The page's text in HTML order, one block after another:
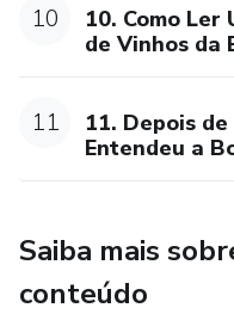
• Imagens Exclusivas
fotografias
capturam a essência dos
encantadores da
• Histórias Locais e
fascinantes contadas por
10
10. Como
de Vinhos da
11
11. Depois
Entendeu a
Saiba mais
conteúdo